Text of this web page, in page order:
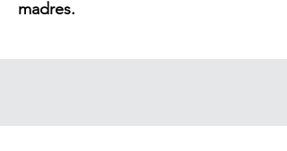
madres.